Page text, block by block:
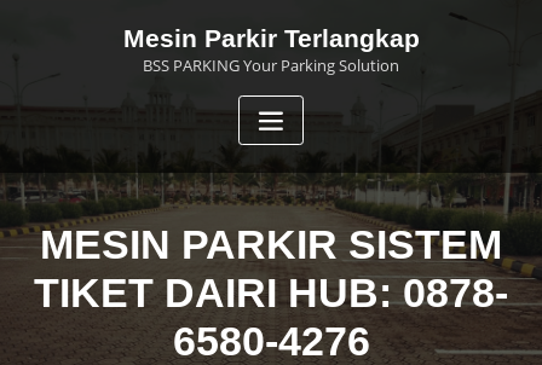
Mesin Parkir Terlangkap
BSS PARKING Your Parking Solution
MESIN PARKIR SISTEM
TIKET DAIRI HUB: 0878-
6580-4276